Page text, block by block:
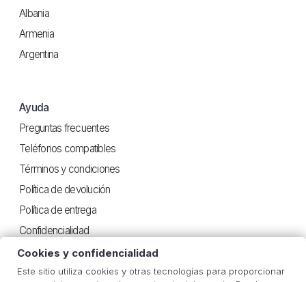
Albania
Armenia
Argentina
Ayuda
Preguntas frecuentes
Teléfonos compatibles
Términos y condiciones
Política de devolución
Política de entrega
Confidencialidad
Cookies y confidencialidad
Este sitio utiliza cookies y otras tecnologías para proporcionar